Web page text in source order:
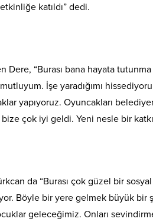
katıldı” dedi.
Dere, “Burası bana hayata
İşe yaradığımı
yapıyoruz. Oyuncakları
çok iyi geldi. Yeni nesle bir
da “Burası çok güzel bir
Böyle bir yere gelmek büyük
geleceğimiz. Onları